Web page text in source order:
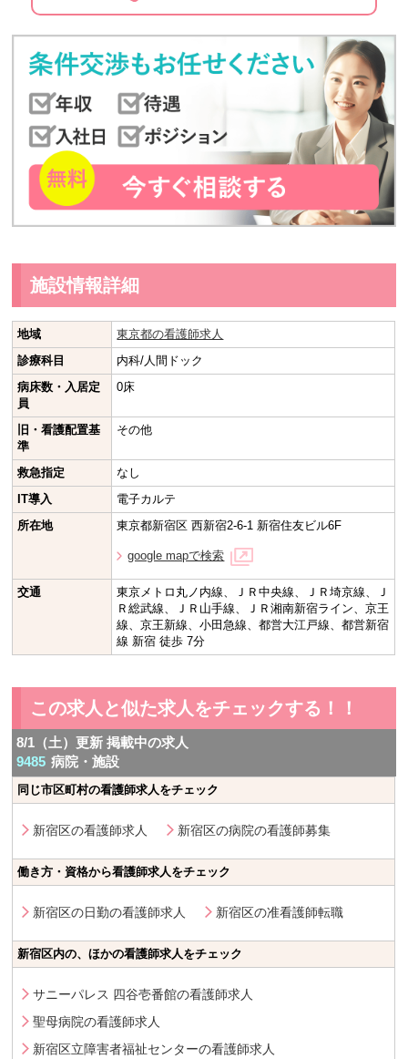
施設情報詳細
地域
東京都の看護師求人
診療科目
内科/人間ドック
病床数・入居定
員
0床
旧・看護配置基
準
その他
救急指定
なし
IT導入
電子カルテ
所在地
東京都新宿区 西新宿2-6-1 新宿住友ビル6F
google mapで検索
交通
東京メトロ丸ノ内線、ＪＲ中央線、ＪＲ埼京線、Ｊ
Ｒ総武線、ＪＲ山手線、ＪＲ湘南新宿ライン、京王
線、京王新線、小田急線、都営大江戸線、都営新宿
線 新宿 徒歩 7分
この求人と似た求人をチェックする！！
8/1（土）更新 掲載中の求人
9485 病院・施設
同じ市区町村の看護師求人をチェック
新宿区の看護師求人 新宿区の病院の看護師募集
働き方・資格から看護師求人をチェック
新宿区の日勤の看護師求人 新宿区の准看護師転職
新宿区内の、ほかの看護師求人をチェック
サニーパレス 四谷壱番館の看護師求人
聖母病院の看護師求人
新宿区立障害者福祉センターの看護師求人